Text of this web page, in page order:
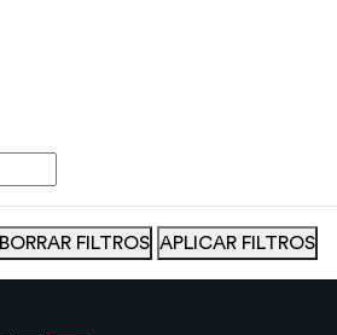
BORRAR FILTROS APLICAR FILTROS